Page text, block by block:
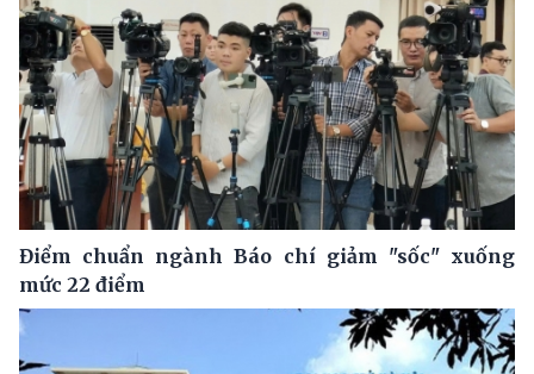
Điểm chuẩn ngành Báo chí giảm "sốc" xuống
mức 22 điểm